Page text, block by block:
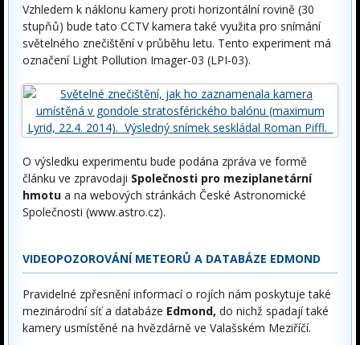
Vzhledem k náklonu kamery proti horizontální rovině (30
stupňů) bude tato CCTV kamera také využita pro snímání
světelného znečištění v průběhu letu. Tento experiment má
označení Light Pollution Imager-03 (LPI-03).
O výsledku experimentu bude podána zpráva ve formě
článku ve zpravodaji Společnosti pro meziplanetární
hmotu a na webových stránkách České Astronomické
Společnosti (www.astro.cz).
VIDEOPOZOROVÁNÍ METEORŮ A DATABÁZE EDMOND
Pravidelné zpřesnění informací o rojích nám poskytuje také
mezinárodní síť a databáze Edmond, do nichž spadají také
kamery usmístěné na hvězdárně ve Valašském Meziříčí.